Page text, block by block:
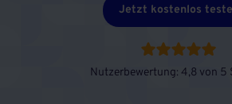
Jetzt kostenlos
Nutzerbewertung: 4,8 von 5